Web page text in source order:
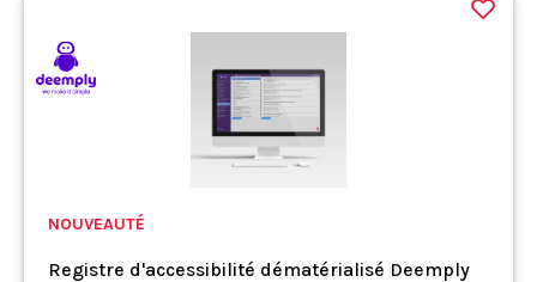
NOUVEAUTÉ
Registre d'accessibilité dématérialisé Deemply